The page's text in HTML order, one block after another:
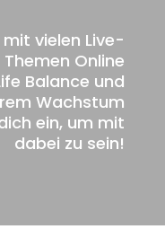
vielen Live-
Online
Balance und
Wachstum
ein, um mit
dabei zu sein!